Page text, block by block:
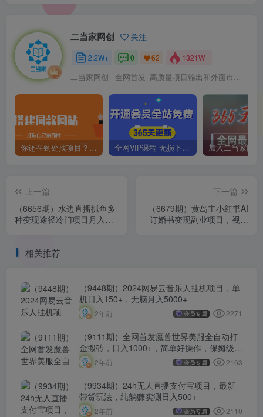
二当家网创 关注
2.2W+ 0 62 1321W+
你还在到处找项目？还在当韭菜？我靠卖项目一个月收入5万+，曾经我也是个失败者。 全网VIP课程 无损下载~
上一篇
（6656期）水边直播抓鱼多
种变现途径冷门项目月入
下一篇
（6679期）黄岛主小红书AI
订婚书变现副业项目，视频
相关推荐
（9448期）2024网易云音乐人挂机项目，单
机日入150+，无脑月入5000+
2年前 会员专属 2271
（9111期）全网首发魔兽世界美服全自动打
金搬砖，日入1000+，简单好操作，保姆级教
学
2年前 会员专属 2163
（9934期）24h无人直播支付宝项目，最新
带货玩法，纯躺赚实测日入500+
2年前 会员专属 2110